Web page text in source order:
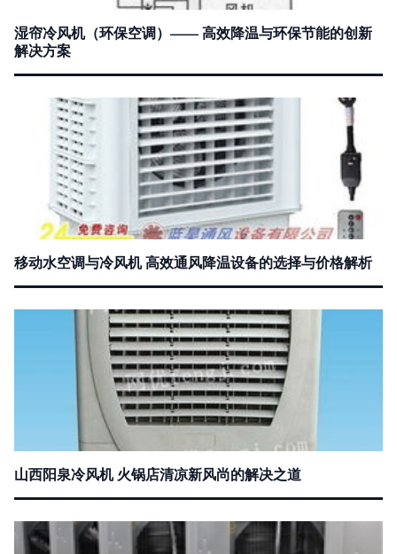
湿帘冷风机（环保空调）—— 高效降温与环保节能的创新
解决方案
移动水空调与冷风机 高效通风降温设备的选择与价格解析
山西阳泉冷风机 火锅店清凉新风尚的解决之道